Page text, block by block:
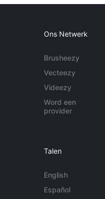
Ons Netwerk
Brusheezy
Vecteezy
Videezy
Word een
provider
Talen
English
Español